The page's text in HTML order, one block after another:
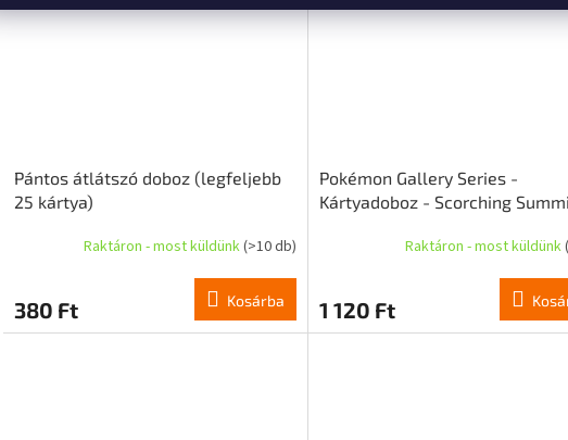
Pántos átlátszó doboz (legfeljebb
25 kártya)
Raktáron - most küldünk(>10 db)
380 Ft Kosárba
Pokémon Gallery Series -
Kártyadoboz - Scorching
Raktáron - most küldünk
1 120 Ft